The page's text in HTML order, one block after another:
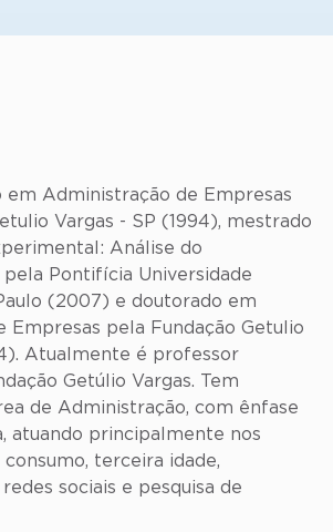
em Administração de Empresas
Vargas - SP (1994), mestrado
Análise do
Pontifícia Universidade
(2007) e doutorado em
Empresas pela Fundação Getulio
Atualmente é professor
Getúlio Vargas. Tem
de Administração, com ênfase
atuando principalmente nos
terceira idade,
sociais e pesquisa de